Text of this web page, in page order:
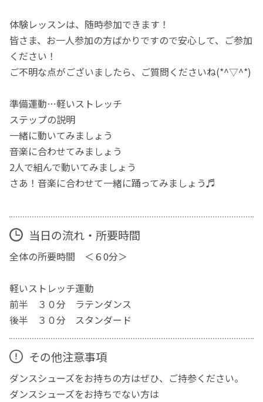
体験レッスンは、随時参加できます！
皆さま、お一人参加の方ばかりですので安心して、ご参加
ください！
ご不明な点がございましたら、ご質問くださいね(*^▽^*)
準備運動…軽いストレッチ
ステップの説明
一緒に動いてみましょう
音楽に合わせてみましょう
2人で組んで動いてみましょう
さあ！音楽に合わせて一緒に踊ってみましょう♬
当日の流れ・所要時間
全体の所要時間 ＜６0分＞
軽いストレッチ運動
前半 ３０分 ラテンダンス
後半 ３０分 スタンダード
その他注意事項
ダンスシューズをお持ちの方はぜひ、ご持参ください。
ダンスシューズをお持ちでない方は